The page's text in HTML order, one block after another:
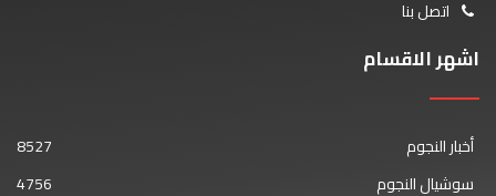
اتصل بنا
اشهر الاقسام
أخبار النجوم
8527
سوشيال النجوم
4756